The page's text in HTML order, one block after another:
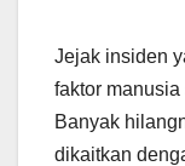
Jejak insiden
faktor
Banyak
dikaitkan